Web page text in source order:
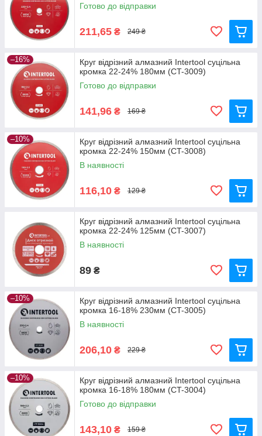
Готово до відправки
211,65 ₴ 249 ₴
–16%
Круг відрізний алмазний Intertool суцільна
кромка 22-24% 180мм (CT-3009)
Готово до відправки
141,96 ₴ 169 ₴
–10%
Круг відрізний алмазний Intertool суцільна
кромка 22-24% 150мм (CT-3008)
В наявності
116,10 ₴ 129 ₴
Круг відрізний алмазний Intertool суцільна
кромка 22-24% 125мм (CT-3007)
В наявності
89 ₴
–10%
Круг відрізний алмазний Intertool суцільна
кромка 16-18% 230мм (CT-3005)
В наявності
206,10 ₴ 229 ₴
–10%
Круг відрізний алмазний Intertool суцільна
кромка 16-18% 180мм (CT-3004)
Готово до відправки
143,10 ₴ 159 ₴